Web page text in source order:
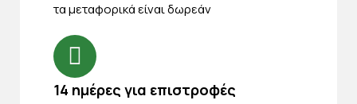
τα μεταφορικά είναι δωρεάν
14 ημέρες για επιστροφές